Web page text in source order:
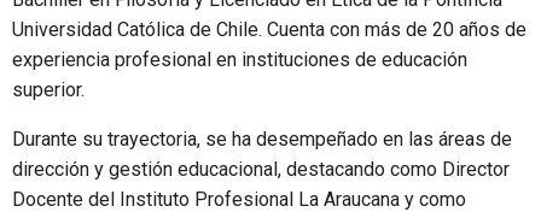
Universidad Católica de Chile. Cuenta con más de 20 años de
experiencia profesional en instituciones de educación
superior.
Durante su trayectoria, se ha desempeñado en las áreas de
dirección y gestión educacional, destacando como Director
Docente del Instituto Profesional La Araucana y como